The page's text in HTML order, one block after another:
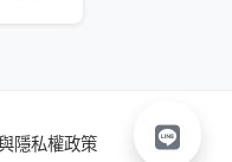
隱私權政策